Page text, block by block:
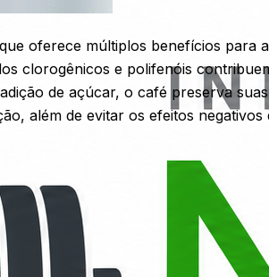
oferece múltiplos benefícios para
clorogênicos e polifenóis
de açúcar, o café preserva
além de evitar os efeitos